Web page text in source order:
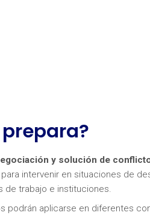
y solución de
intervenir en situaciones de
de trabajo e instituciones.
podrán aplicarse en diferentes